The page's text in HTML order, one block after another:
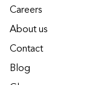
Careers
About us
Contact
Blog